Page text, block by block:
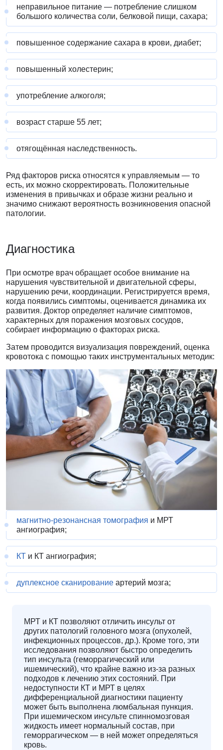
неправильное питание — потребление слишком
большого количества соли, белковой пищи, сахара;
повышенное содержание сахара в крови, диабет;
повышенный холестерин;
употребление алкоголя;
возраст старше 55 лет;
отягощённая наследственность.
Ряд факторов риска относятся к управляемым — то
есть, их можно скорректировать. Положительные
изменения в привычках и образе жизни реально и
значимо снижают вероятность возникновения опасной
патологии.
Диагностика
При осмотре врач обращает особое внимание на
нарушения чувствительной и двигательной сферы,
нарушению речи, координации. Регистрируется время,
когда появились симптомы, оценивается динамика их
развития. Доктор определяет наличие симптомов,
характерных для поражения мозговых сосудов,
собирает информацию о факторах риска.
Затем проводится визуализация повреждений, оценка
кровотока с помощью таких инструментальных методик:
магнитно-резонансная томография и МРТ
ангиография;
КТ и КТ ангиография;
дуплексное сканирование артерий мозга;
МРТ и КТ позволяют отличить инсульт от
других патологий головного мозга (опухолей,
инфекционных процессов, др.). Кроме того, эти
исследования позволяют быстро определить
тип инсульта (геморрагический или
ишемический), что крайне важно из-за разных
подходов к лечению этих состояний. При
недоступности КТ и МРТ в целях
дифференциальной диагностики пациенту
может быть выполнена люмбальная пункция.
При ишемическом инсульте спинномозговая
жидкость имеет нормальный состав, при
геморрагическом — в ней может определяться
кровь.